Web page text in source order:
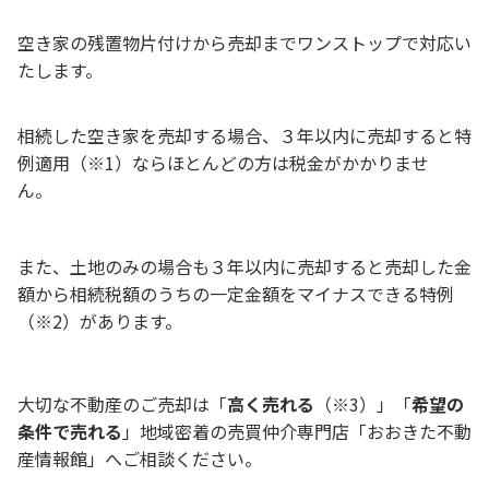
空き家の残置物片付けから売却までワンストップで対応い
たします。
相続した空き家を売却する場合、３年以内に売却すると特
例適用（※1）ならほとんどの方は税金がかかりませ
ん。
また、土地のみの場合も３年以内に売却すると売却した金
額から相続税額のうちの一定金額をマイナスできる特例
（※2）があります。
大切な不動産のご売却は「高く売れる （※3）」「希望の
条件で売れる 」地域密着の売買仲介専門店「おおきた不動
産情報館」へご相談ください。